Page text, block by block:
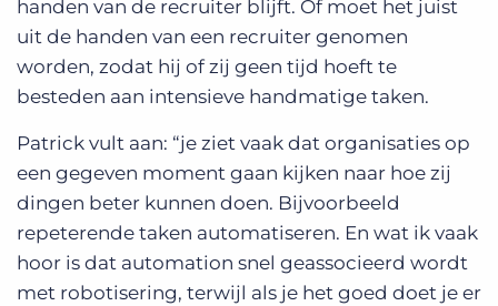
handen van de recruiter blijft. Of moet het juist
uit de handen van een recruiter genomen
worden, zodat hij of zij geen tijd hoeft te
besteden aan intensieve handmatige taken.
Patrick vult aan: “je ziet vaak dat organisaties op
een gegeven moment gaan kijken naar hoe zij
dingen beter kunnen doen. Bijvoorbeeld
repeterende taken automatiseren. En wat ik vaak
hoor is dat automation snel geassocieerd wordt
met robotisering, terwijl als je het goed doet je er